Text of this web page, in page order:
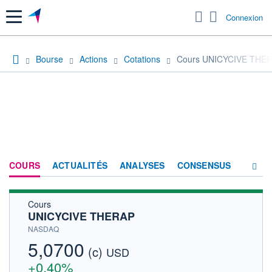
Menu Connexion
Bourse Actions Cotations Cours UNICYCIVE
COURS ACTUALITÉS ANALYSES CONSENSUS
Cours
UNICYCIVE THERAP
NASDAQ
5,0700 (c) USD
+0,40%